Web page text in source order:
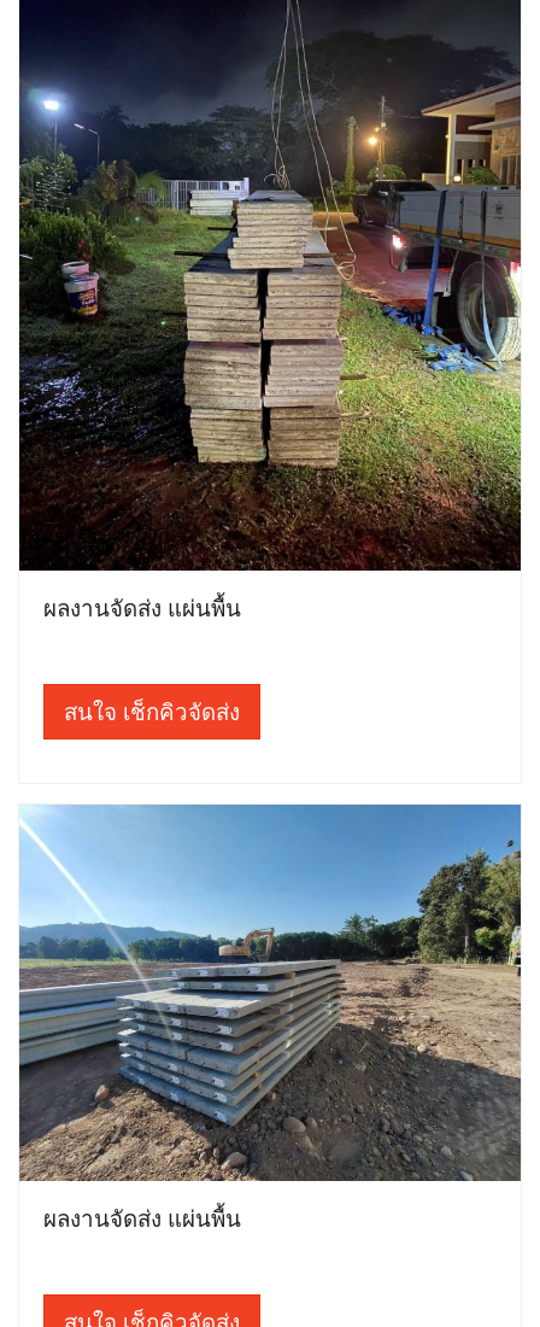
ผลงานจัดส่ง แผ่นพื้น
สนใจ เช็กคิวจัดส่ง
ผลงานจัดส่ง แผ่นพื้น